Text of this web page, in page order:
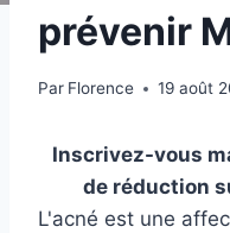
prévenir
Par Florence 19 août
Inscrivez-vous
de réduction
L'acné est une